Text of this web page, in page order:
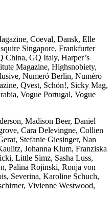
Coeval, Dansk, Elle
Singapore, Frankfurter
China, GQ Italy, Harper’s
Magazine, Highsnobiety,
Numeró Berlin, Numéro
Qvest, Schön!, Sicky Mag,
Vogue Portugal, Vogue
Madison Beer, Daniel
Cara Delevingne, Collien
Stefanie Giesinger, Nan
Johanna Klum, Franziska
Little Simz, Sasha Luss,
Palina Rojinski, Ronja von
Severina, Karoline Schuch,
Vivienne Westwood,